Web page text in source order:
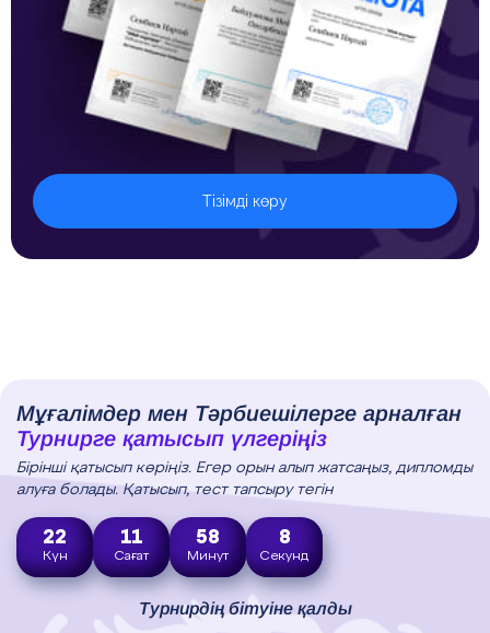
Тізімді көру
Мұғалімдер мен Тәрбиешілерге арналған
Турнирге қатысып үлгеріңіз
Бірінші қатысып көріңіз. Егер орын алып жатсаңыз, дипломды
алуға болады. Қатысып, тест тапсыру тегін
22
Күн
11
Сағат
58
Минут
7
Секунд
Турнирдің бітуіне қалды